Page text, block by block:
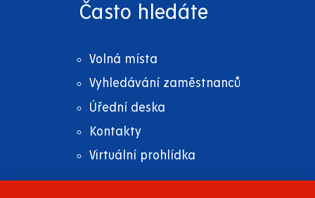
Často hledáte
Volná místa
Vyhledávání zaměstnanců
Úřední deska
Kontakty
Virtuální prohlídka